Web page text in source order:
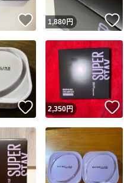
いいね！
1,880円
いいね！
2,350円